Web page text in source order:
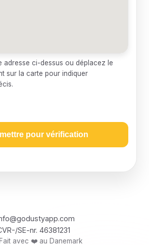
adresse ci-dessus ou déplacez le
sur la carte pour indiquer
pour vérification
SE-nr. 46381231
avec ❤️ au Danemark